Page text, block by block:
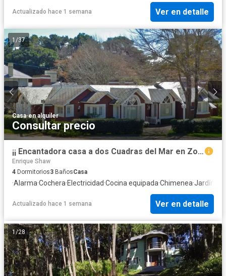
Actualizado hace 1 semana Ver en detalle
1 /37
Casa·en alquiler
Consultar precio
¡¡ Encantadora casa a dos Cuadras del Mar en Zona Golf !!
Enrique Shaw
4 Dormitorios3 BañosCasa
·Alarma·Cochera·Electricidad·Cocina equipada·Chimenea·Jardín
Actualizado hace 1 semana Ver en detalle
1/28